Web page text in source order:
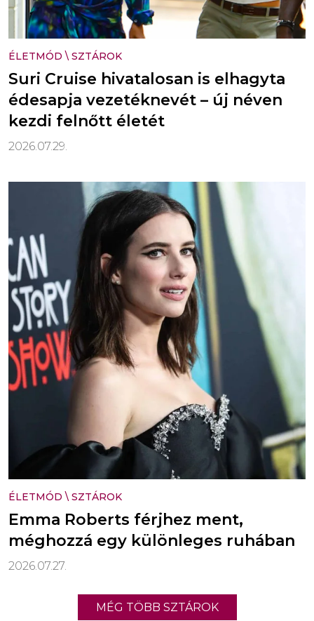
ÉLETMÓD \ SZTÁROK
Suri Cruise hivatalosan is elhagyta
édesapja vezetéknevét – új néven
kezdi felnőtt életét
2026.07.29.
ÉLETMÓD \ SZTÁROK
Emma Roberts férjhez ment,
méghozzá egy különleges ruhában
2026.07.27.
MÉG TÖBB SZTÁROK